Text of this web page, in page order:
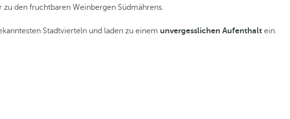
den fruchtbaren Weinbergen Südmährens.
Stadtvierteln und laden zu einem unvergesslichen Aufenthalt ein.